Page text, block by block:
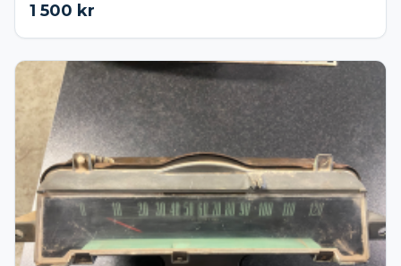
1 500 kr